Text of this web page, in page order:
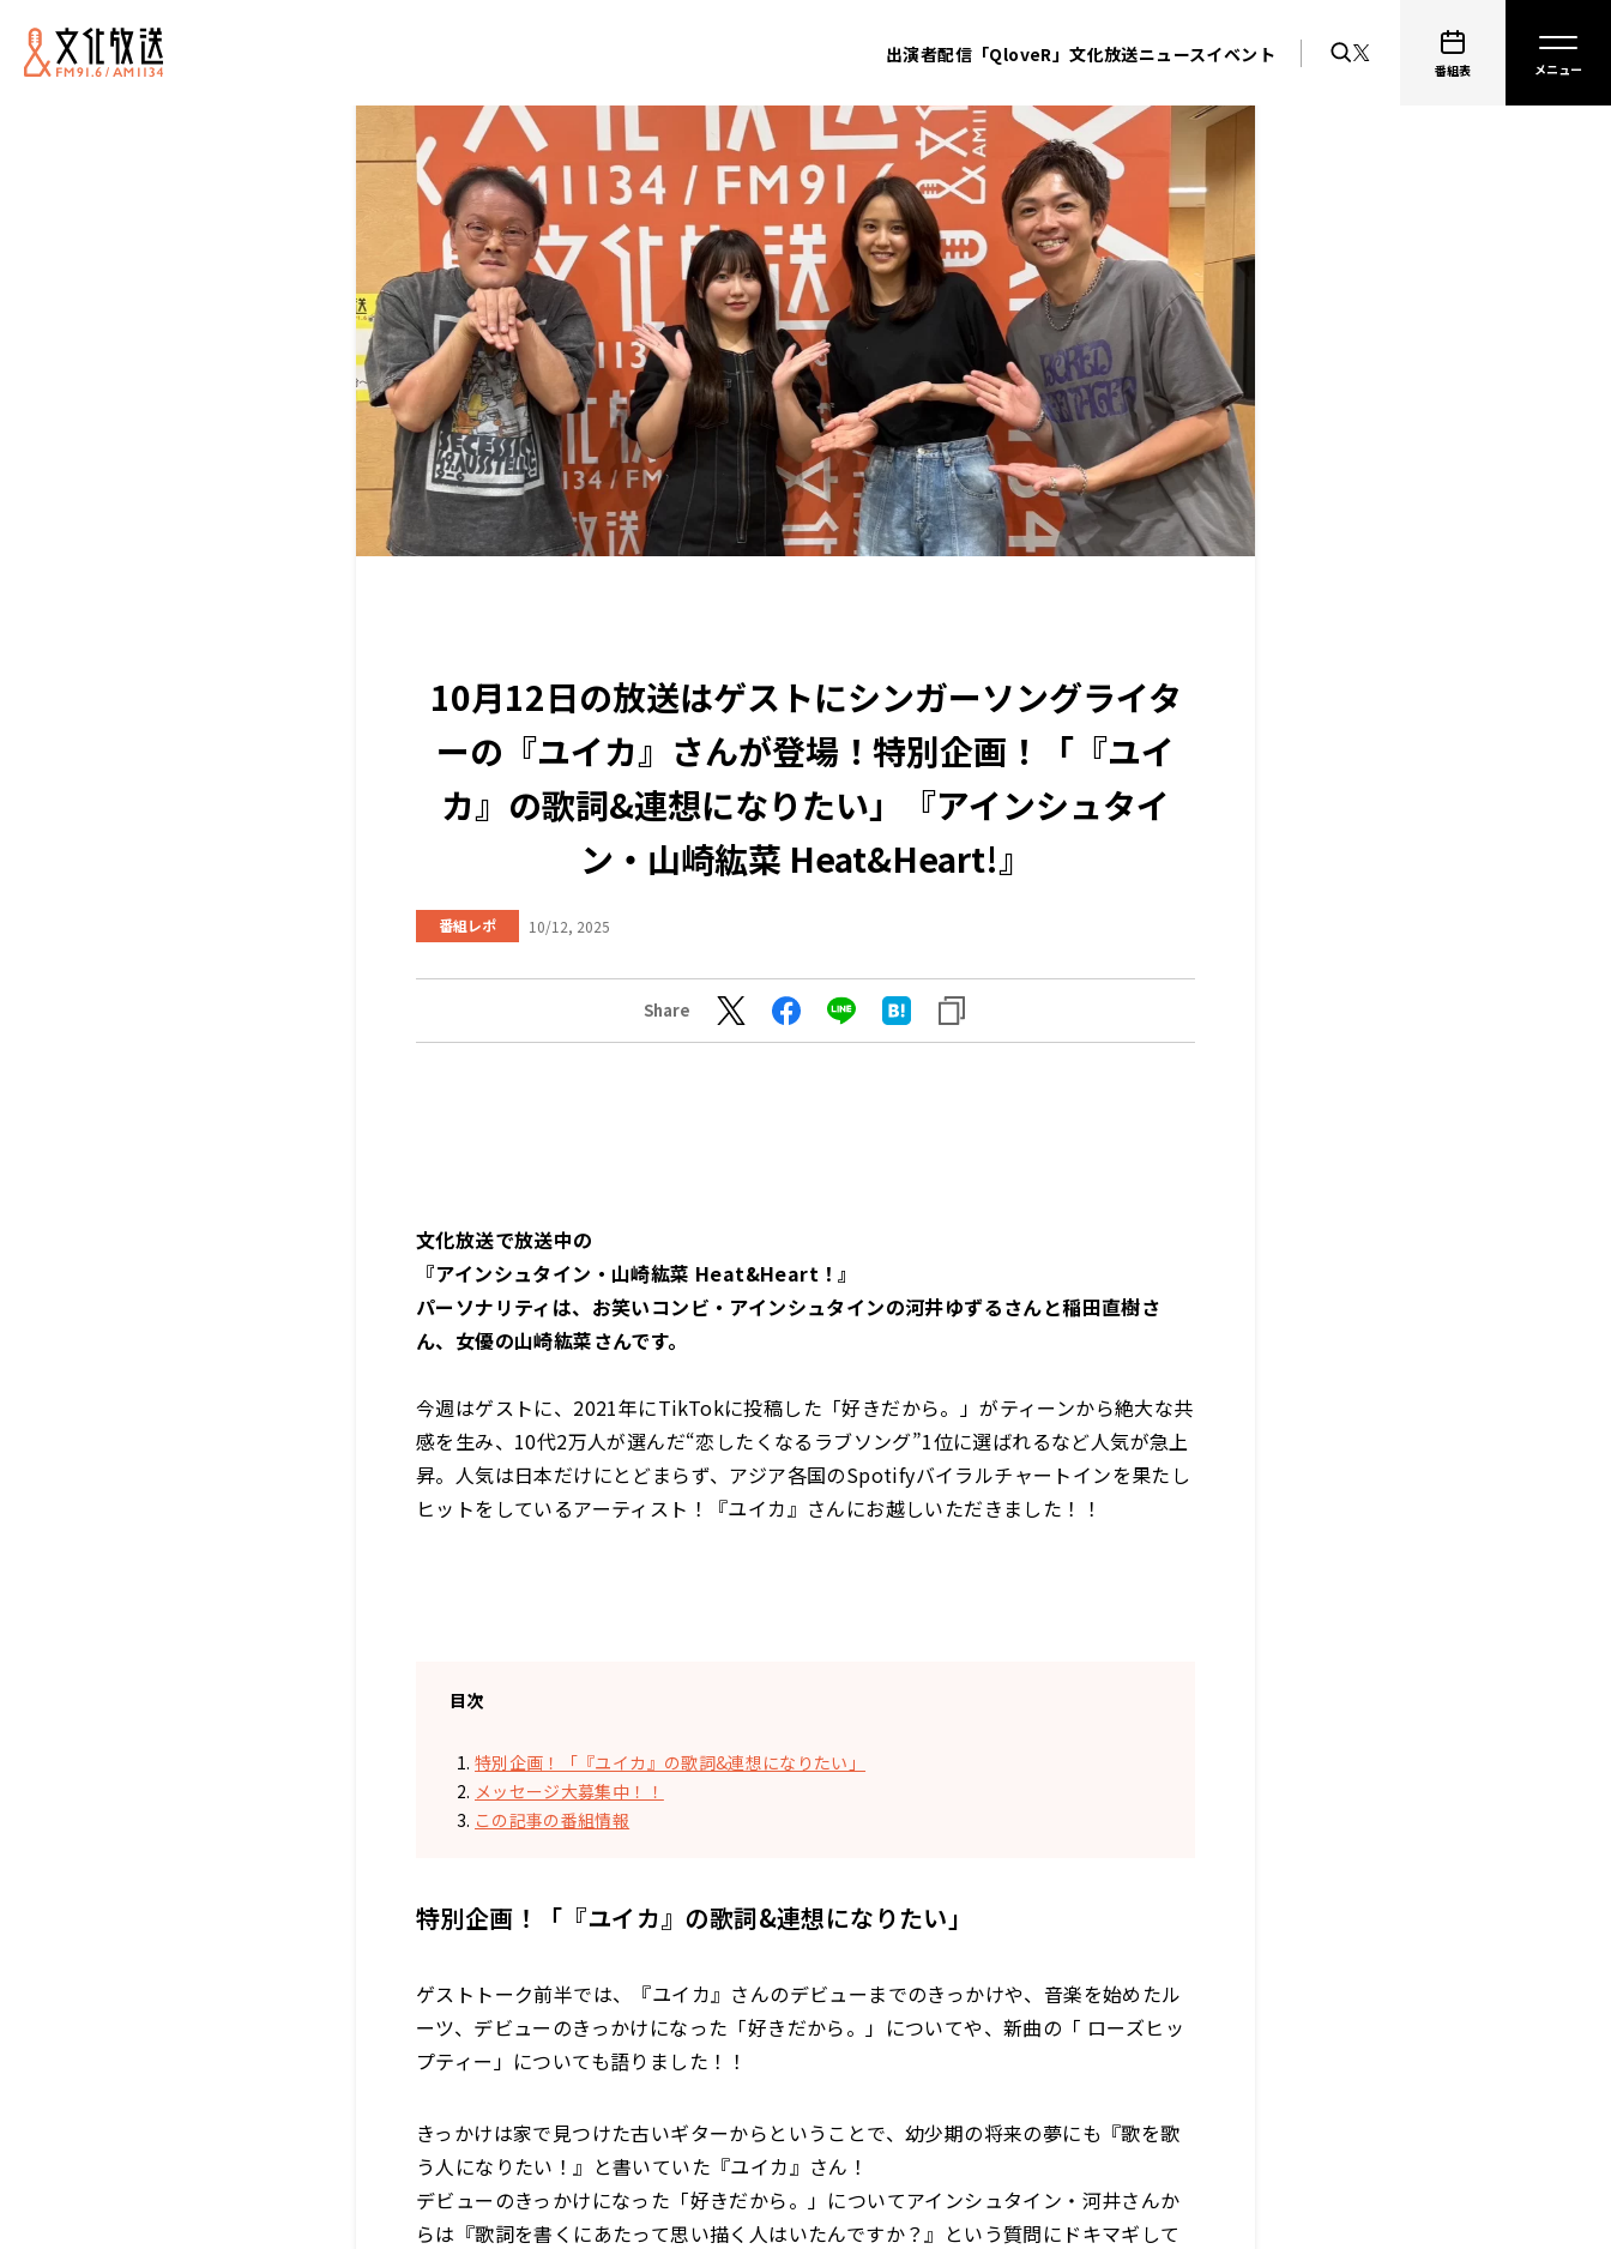
出演者配信「QloveR」文化放送ニュースイベント
番組表
10月12日の放送はゲストにシンガーソングライタ
ーの『ユイカ』さんが登場！特別企画！「『ユイ
カ』の歌詞&連想になりたい」『アインシュタイ
ン・山崎紘菜 Heat&Heart!』
番組レポ 10/12, 2025
Share
文化放送で放送中の
『アインシュタイン・山崎紘菜 Heat&Heart！』
パーソナリティは、お笑いコンビ・アインシュタインの河井ゆずるさんと稲田直樹さ
ん、女優の山崎紘菜さんです。
今週はゲストに、2021年にTikTokに投稿した「好きだから。」がティーンから絶大な共
感を生み、10代2万人が選んだ“恋したくなるラブソング”1位に選ばれるなど人気が急上
昇。人気は日本だけにとどまらず、アジア各国のSpotifyバイラルチャートインを果たし
ヒットをしているアーティスト！『ユイカ』さんにお越しいただきました！！
目次
特別企画！「『ユイカ』の歌詞&連想になりたい」
メッセージ大募集中！！
この記事の番組情報
特別企画！「『ユイカ』の歌詞&連想になりたい」
ゲストトーク前半では、『ユイカ』さんのデビューまでのきっかけや、音楽を始めたル
ーツ、デビューのきっかけになった「好きだから。」についてや、新曲の「 ローズヒッ
プティー」についても語りました！！
きっかけは家で見つけた古いギターからということで、幼少期の将来の夢にも『歌を歌
う人になりたい！』と書いていた『ユイカ』さん！
デビューのきっかけになった「好きだから。」についてアインシュタイン・河井さんか
らは『歌詞を書くにあたって思い描く人はいたんですか？』という質問にドキマギして